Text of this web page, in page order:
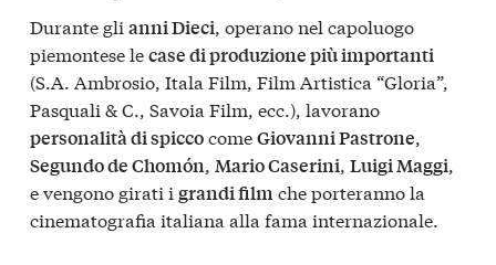
Durante gli anni Dieci, operano nel capoluogo
piemontese lecase di produzione più importanti
(S.A. Ambrosio, Itala Film, Film Artistica “Gloria”,
Pasquali & C., Savoia Film, ecc.), lavorano
personalità di spiccocomeGiovanni Pastrone,
Segundo de Chomón, Mario Caserini, Luigi Maggi,
e vengono girati i grandi filmche porteranno la
cinematografia italiana alla fama internazionale.